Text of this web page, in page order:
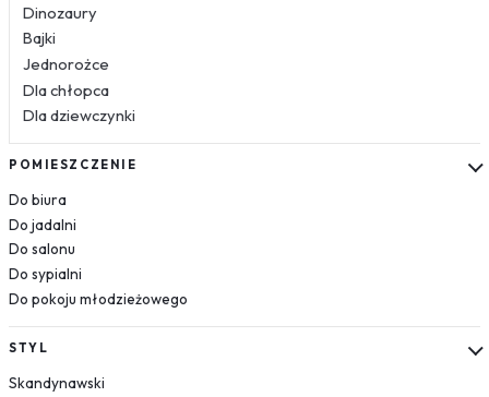
Dinozaury
Bajki
Jednorożce
Dla chłopca
Dla dziewczynki
Kosmos
Krajobrazy
Góry
Las
Plaża
Wodospad
Pustynia
Jezioro
POMIESZCZENIE
Do biura
Do jadalni
Do salonu
Do sypialni
Do pokoju młodzieżowego
STYL
Skandynawski